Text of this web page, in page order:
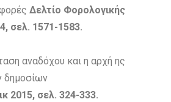
Δελτίο Φορολογικής
σελ. 1571-1583.
αναδόχου και η αρχή ης
δημοσίων
2015, σελ. 324-333.